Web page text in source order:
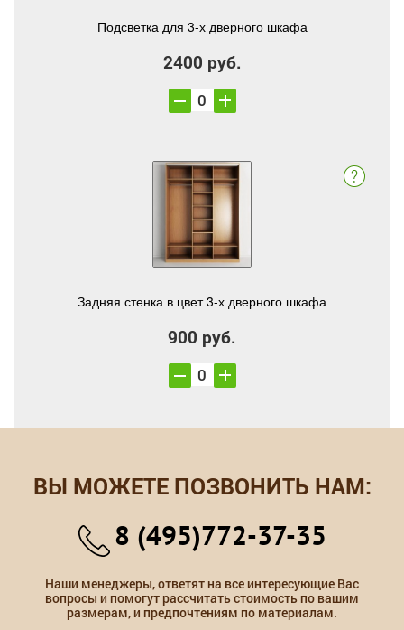
Подсветка для 3-х дверного шкафа
2400 руб.
Задняя стенка в цвет 3-х дверного шкафа
900 руб.
ВЫ МОЖЕТЕ ПОЗВОНИТЬ НАМ:
8 (495)772-37-35
Наши менеджеры, ответят на все интересующие Вас
вопросы и помогут рассчитать стоимость по вашим
размерам, и предпочтениям по материалам.